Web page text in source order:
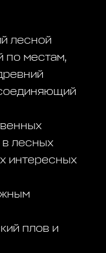
лесной
по местам,
лесных
интересных
плов и